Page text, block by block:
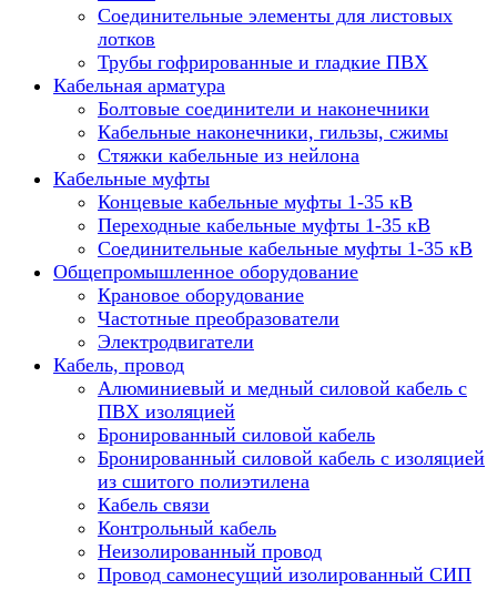
Соединительные элементы для листовых
лотков
Трубы гофрированные и гладкие ПВХ
Кабельная арматура
Болтовые соединители и наконечники
Кабельные наконечники, гильзы, сжимы
Стяжки кабельные из нейлона
Кабельные муфты
Концевые кабельные муфты 1-35 кВ
Переходные кабельные муфты 1-35 кВ
Соединительные кабельные муфты 1-35 кВ
Общепромышленное оборудование
Крановое оборудование
Частотные преобразователи
Электродвигатели
Кабель, провод
Алюминиевый и медный силовой кабель с
ПВХ изоляцией
Бронированный силовой кабель
Бронированный силовой кабель с изоляцией
из сшитого полиэтилена
Кабель связи
Контрольный кабель
Неизолированный провод
Провод самонесущий изолированный СИП